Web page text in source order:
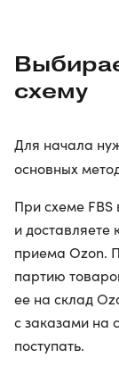
схему
Для начала
основных
При схеме
и
приема Ozon.
партию
ее на склад
с заказами на
поступать.